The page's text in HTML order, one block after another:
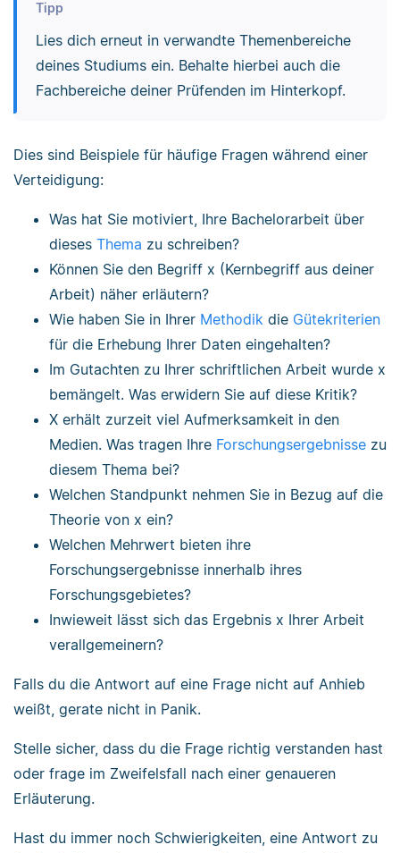
Tipp
Lies dich erneut in verwandte Themenbereiche
deines Studiums ein. Behalte hierbei auch die
Fachbereiche deiner Prüfenden im Hinterkopf.
Dies sind Beispiele für häufige Fragen während einer
Verteidigung:
Was hat Sie motiviert, Ihre Bachelorarbeit über
dieses Thema zu schreiben?
Können Sie den Begriff x (Kernbegriff aus deiner
Arbeit) näher erläutern?
Wie haben Sie in Ihrer Methodik die Gütekriterien
für die Erhebung Ihrer Daten eingehalten?
Im Gutachten zu Ihrer schriftlichen Arbeit wurde x
bemängelt. Was erwidern Sie auf diese Kritik?
X erhält zurzeit viel Aufmerksamkeit in den
Medien. Was tragen Ihre Forschungsergebnisse zu
diesem Thema bei?
Welchen Standpunkt nehmen Sie in Bezug auf die
Theorie von x ein?
Welchen Mehrwert bieten ihre
Forschungsergebnisse innerhalb ihres
Forschungsgebietes?
Inwieweit lässt sich das Ergebnis x Ihrer Arbeit
verallgemeinern?
Falls du die Antwort auf eine Frage nicht auf Anhieb
weißt, gerate nicht in Panik.
Stelle sicher, dass du die Frage richtig verstanden hast
oder frage im Zweifelsfall nach einer genaueren
Erläuterung.
Hast du immer noch Schwierigkeiten, eine Antwort zu